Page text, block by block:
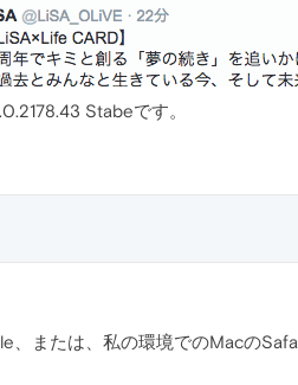
Stabeです。
、または、私の環境でのMacの